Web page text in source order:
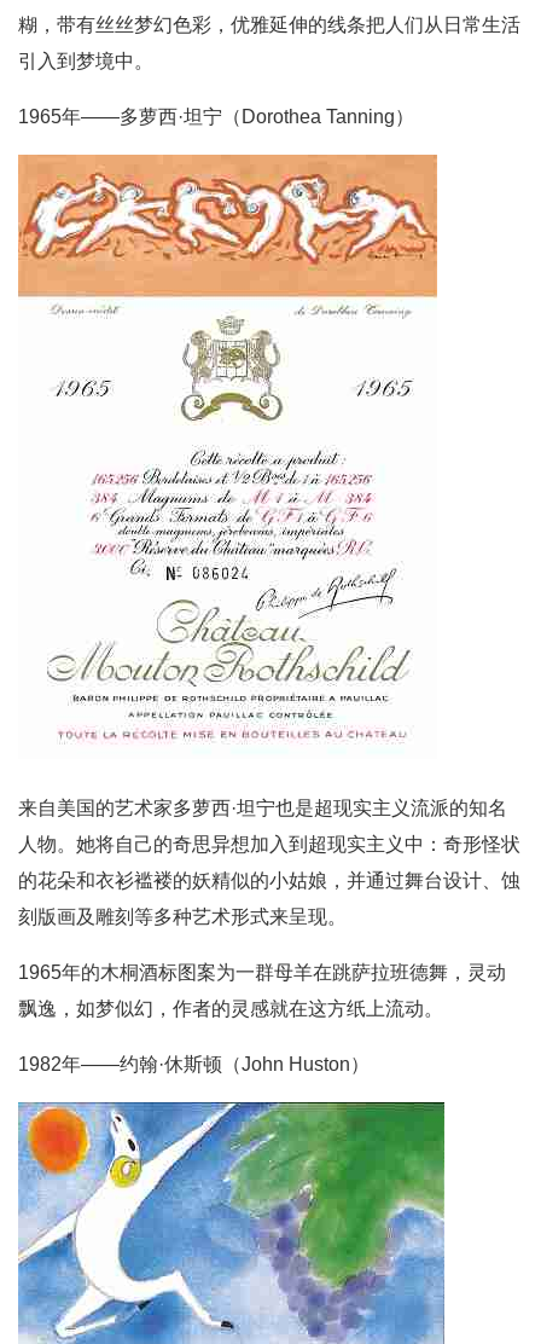
糊，带有丝丝梦幻色彩，优雅延伸的线条把人们从日常生活
引入到梦境中。
1965年——多萝西·坦宁（Dorothea Tanning）
来自美国的艺术家多萝西·坦宁也是超现实主义流派的知名
人物。她将自己的奇思异想加入到超现实主义中：奇形怪状
的花朵和衣衫褴褛的妖精似的小姑娘，并通过舞台设计、蚀
刻版画及雕刻等多种艺术形式来呈现。
1965年的木桐酒标图案为一群母羊在跳萨拉班德舞，灵动
飘逸，如梦似幻，作者的灵感就在这方纸上流动。
1982年——约翰·休斯顿（John Huston）